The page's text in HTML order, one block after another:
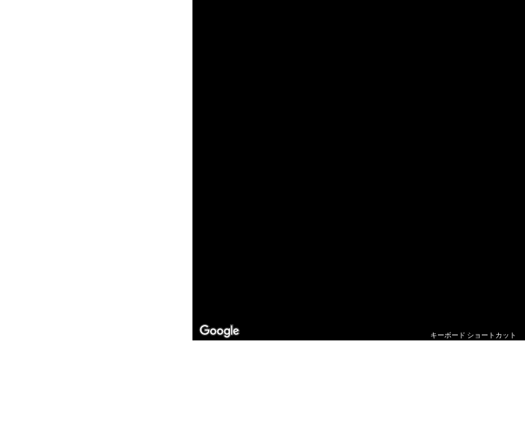
キーボード ショートカット